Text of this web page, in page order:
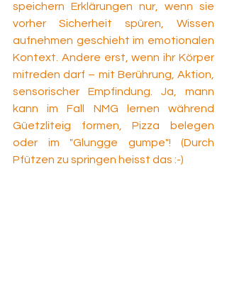
speichern Erklärungen nur, wenn sie
vorher Sicherheit spüren, Wissen
aufnehmen geschieht im emotionalen
Kontext. Andere erst, wenn ihr Körper
mitreden darf – mit Berührung, Aktion,
sensorischer Empfindung. Ja, mann
kann im Fall NMG lernen während
Güetzliteig formen, Pizza belegen
oder im "Glungge gumpe"! (Durch
Pfützen zu springen heisst das :-)